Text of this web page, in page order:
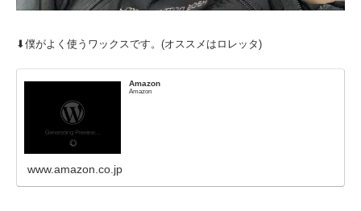
⬇︎僕がよく使うワックスです。(オススメはロレッタ)
Amazon
Amazon
www.amazon.co.jp